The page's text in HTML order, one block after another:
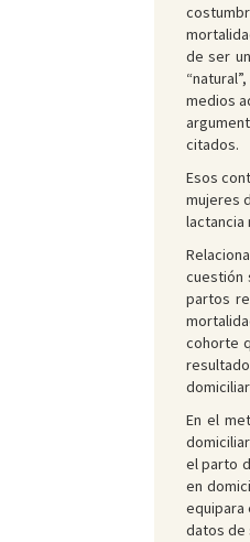
de ser
medios
citados.
Esos
mujeres
lactancia
cuestión
partos
cohorte
En el
el parto
en
equipara
datos de